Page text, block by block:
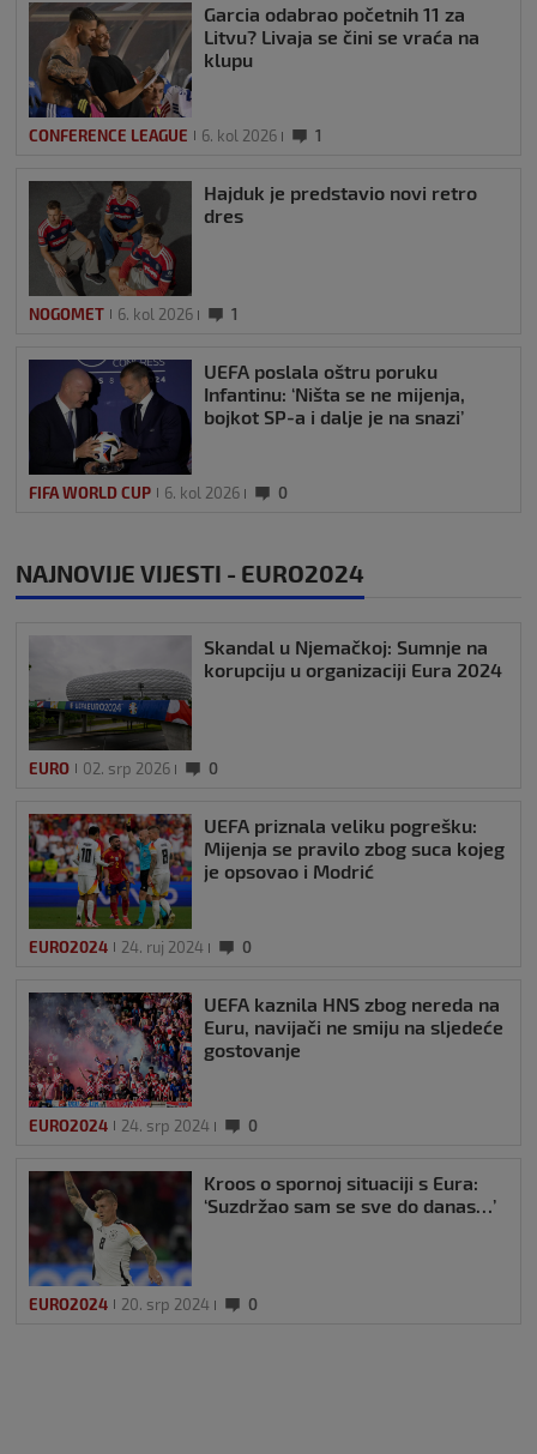
Garcia odabrao početnih 11 za
Litvu? Livaja se čini se vraća na
klupu
CONFERENCE LEAGUE 6. kol 2026 1
Hajduk je predstavio novi retro
dres
NOGOMET 6. kol 2026 1
UEFA poslala oštru poruku
Infantinu: ‘Ništa se ne mijenja,
bojkot SP-a i dalje je na snazi’
FIFA WORLD CUP 6. kol 2026 0
NAJNOVIJE VIJESTI - EURO2024
Skandal u Njemačkoj: Sumnje na
korupciju u organizaciji Eura 2024
EURO 02. srp 2026 0
UEFA priznala veliku pogrešku:
Mijenja se pravilo zbog suca kojeg
je opsovao i Modrić
EURO2024 24. ruj 2024 0
UEFA kaznila HNS zbog nereda na
Euru, navijači ne smiju na sljedeće
gostovanje
EURO2024 24. srp 2024 0
Kroos o spornoj situaciji s Eura:
‘Suzdržao sam se sve do danas…’
EURO2024 20. srp 2024 0